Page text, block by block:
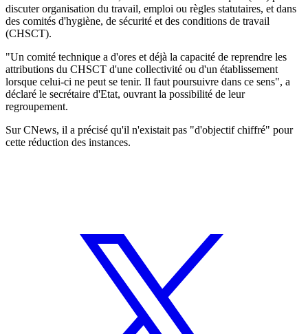
discuter organisation du travail, emploi ou règles statutaires, et dans
des comités d'hygiène, de sécurité et des conditions de travail
(CHSCT).
"Un comité technique a d'ores et déjà la capacité de reprendre les
attributions du CHSCT d'une collectivité ou d'un établissement
lorsque celui-ci ne peut se tenir. Il faut poursuivre dans ce sens", a
déclaré le secrétaire d'Etat, ouvrant la possibilité de leur
regroupement.
Sur CNews, il a précisé qu'il n'existait pas "d'objectif chiffré" pour
cette réduction des instances.